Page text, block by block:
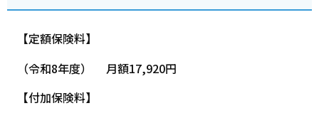
【定額保険料】
（令和8年度） 月額17,920円
【付加保険料】